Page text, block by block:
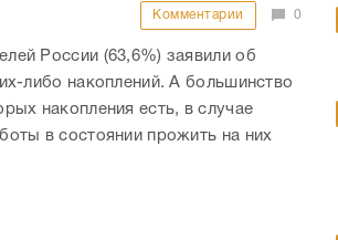
Комментарии 0
России (63,6%) заявили об
либо накоплений. А большинство
накопления есть, в случае
в состоянии прожить на них